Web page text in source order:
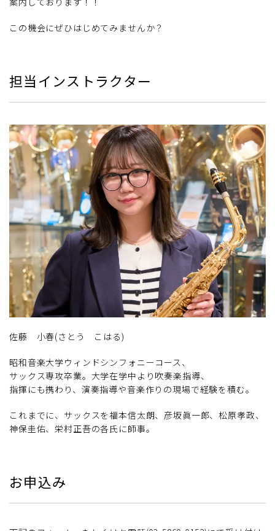
この機会にぜひはじめてみませんか？
担当インストラクター
佐藤 小春(さとう こはる)
昭和音楽大学ウィンドシンフォニーコース、
サックス専攻卒業。大学在学中より吹奏楽指導、
指揮にも携わり、演奏指導や音楽作りの現場で経験を積む。
これまでに、サックスを福本信太朗、彦坂眞一郎、松原孝政、
神保圭佑、栄村正吾の各氏に師事。
お申込み